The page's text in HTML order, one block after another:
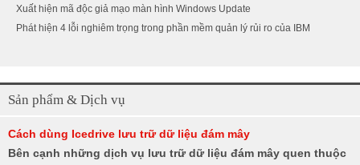
Xuất hiện mã độc giả mạo màn hình Windows Update
Phát hiện 4 lỗi nghiêm trọng trong phần mềm quản lý rủi ro của IBM
Sản phẩm & Dịch vụ
Cách dùng Icedrive lưu trữ dữ liệu đám mây
Bên cạnh những dịch vụ lưu trữ dữ liệu đám mây quen thuộc